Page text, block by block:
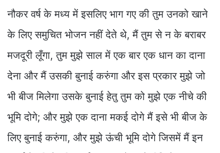
नौकर वर्ष के मध्य में इसलिए भाग गए की तुम उनको खाने
के लिए समुचित भोजन नहीं देते थे, मैं तुम से न के बराबर
मजदूरी लूँगा, तुम मुझे साल में एक बार एक धान का दाना
देना और मैं उसकी बुनाई करुंगा और इस प्रकार मुझे जो
भी बीज मिलेगा उसके बुनाई हेतु तुम को मुझे एक नीचे की
भूमि दोगे; और मुझे एक दाना मकई दोगे मैं इसे भी बीज के
लिए बुनाई करुंगा, और मुझे ऊंची भूमि दोगे जिसमें मैं इन